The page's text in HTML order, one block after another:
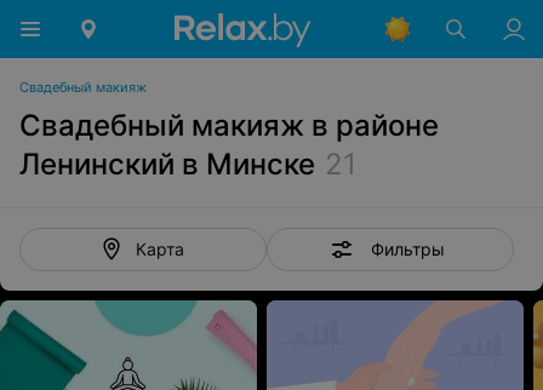
Свадебный макияж
Свадебный макияж в районе
Ленинский в Минске 21
Карта Фильтры